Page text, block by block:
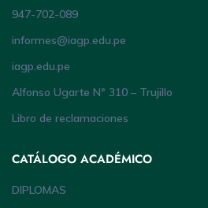
947-702-089
informes@iagp.edu.pe
iagp.edu.pe
Alfonso Ugarte Nº 310 – Trujillo
Libro de reclamaciones
CATÁLOGO ACADÉMICO
DIPLOMAS